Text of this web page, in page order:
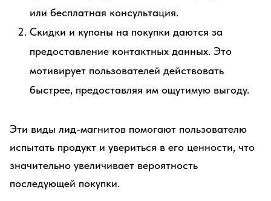
или бесплатная консультация.
Скидки и купоны на покупки даются за
предоставление контактных данных. Это
мотивирует пользователей действовать
быстрее, предоставляя им ощутимую выгоду.
Эти виды лид-магнитов помогают пользователю
испытать продукт и увериться в его ценности, что
значительно увеличивает вероятность
последующей покупки.